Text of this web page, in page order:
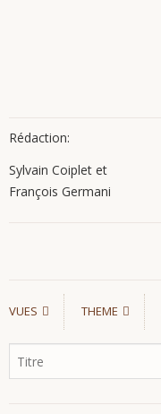
Rédaction:
Sylvain Coiplet et
François Germani
VUES THEME